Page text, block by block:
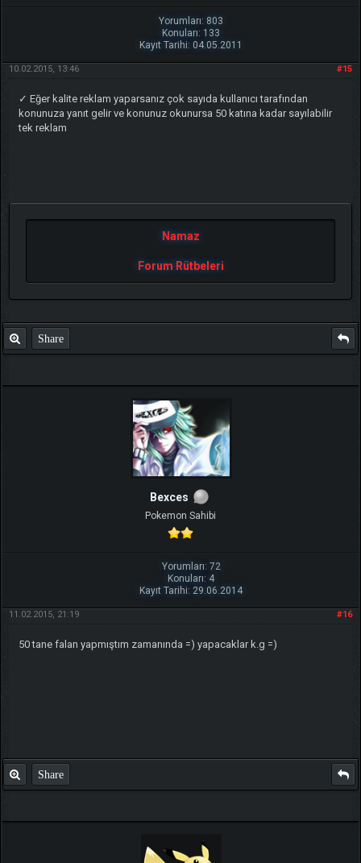
Yorumları: 803
Konuları: 133
Kayıt Tarihi: 04.05.2011
#15
10.02.2015, 13:46
✓ Eğer kalite reklam yaparsanız çok sayıda kullanıcı tarafından
konunuza yanıt gelir ve konunuz okunursa 50 katına kadar sayılabilir
tek reklam
Namaz
Forum Rütbeleri
Share
Bexces
Pokemon Sahibi
Yorumları: 72
Konuları: 4
Kayıt Tarihi: 29.06.2014
#16
11.02.2015, 21:19
50 tane falan yapmıştım zamanında =) yapacaklar k.g =)
Share